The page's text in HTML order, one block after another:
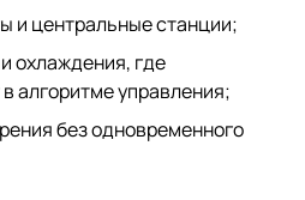
и центральные станции;
охлаждения, где
алгоритме управления;
без одновременного